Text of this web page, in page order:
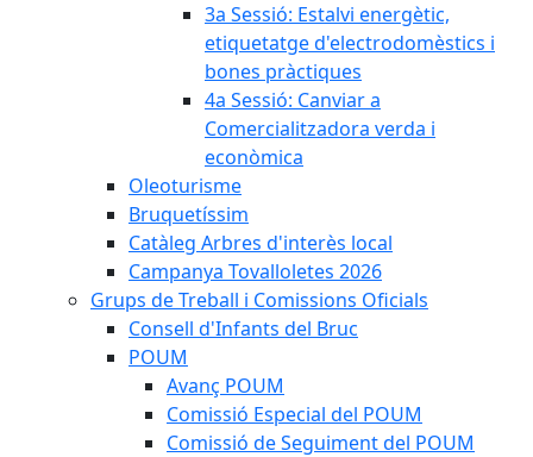
3a Sessió: Estalvi energètic,
etiquetatge d'electrodomèstics i
bones pràctiques
4a Sessió: Canviar a
Comercialitzadora verda i
econòmica
Oleoturisme
Bruquetíssim
Catàleg Arbres d'interès local
Campanya Tovalloletes 2026
Grups de Treball i Comissions Oficials
Consell d'Infants del Bruc
POUM
Avanç POUM
Comissió Especial del POUM
Comissió de Seguiment del POUM